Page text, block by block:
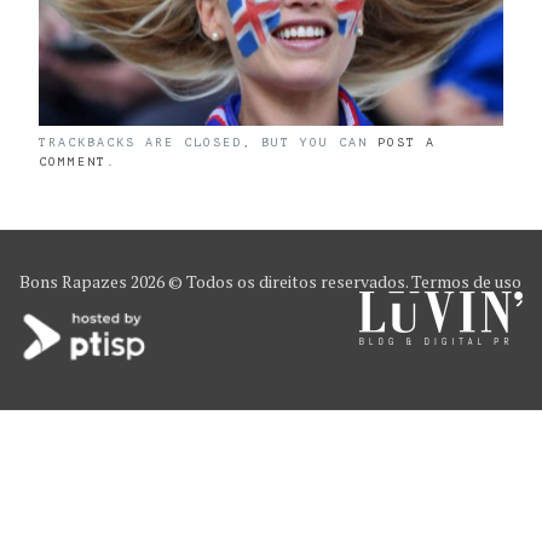
TRACKBACKS ARE CLOSED, BUT YOU CAN POST A
COMMENT
Bons Rapazes 2026 © Todos os direitos reservados.Termos de uso